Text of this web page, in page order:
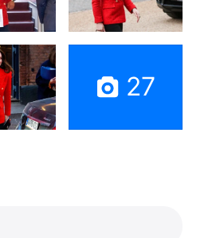
27